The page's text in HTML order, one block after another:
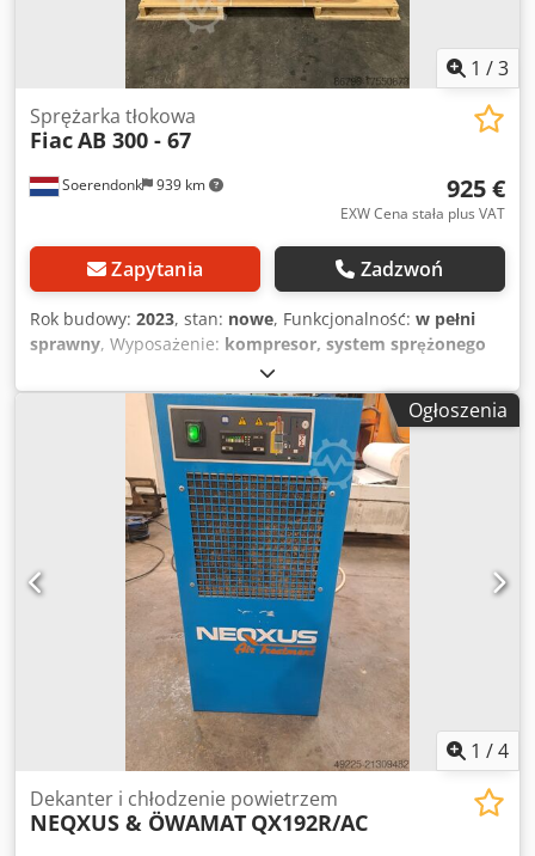
1 /3
Soerendonk 939 km
Sprężarka tłokowa
FiacAB 300 - 67
925 €
EXW Cena stała plus VAT
Zapytania Zadzwoń
Rok budowy: 2023, stan: nowe, Funkcjonalność: w pełni
sprawny, Wyposażenie: kompresor, system sprężonego
, FIAC AB 300 - 678 - Model ponadwymiarowy,
bardzo konkurencyjne ceny. - Kilka dostępnych z
magazynu. Specyfikacja: Zbiornik: 270L Wydajność
sprężarki: 650 l/min Bar: 10 bar KW: 4 Typ pompy: AB 678
2/2 RPM: 1000 Dkedpfou Dxu Hsx Acnor Kod: 1121560311
EAN: 8020119109861 wymiary: 1600x560x1040 mm dł. x
Ogłoszenia
1 /4
Dekanter i chłodzenie powietrzem
NEQXUS & ÖWAMAT QX192R/AC